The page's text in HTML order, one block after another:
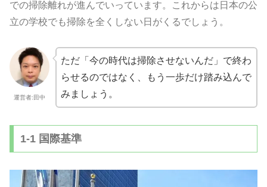
での掃除離れが進んでいっています。これからは日本の公
立の学校でも掃除を全くしない日がくるでしょう。
運営者:田中
ただ「今の時代は掃除させないんだ」で終わ
らせるのではなく、
もう一歩だけ踏み込んで
みましょう。
1-1 国際基準